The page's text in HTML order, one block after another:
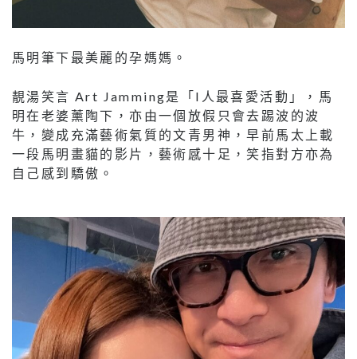
馬明筆下最美麗的孕媽媽。
靚湯笑言 Art Jamming是「I人最喜愛活動」，馬
明在老婆薰陶下，亦由一個放假只會去踢波的波
牛，變成充滿藝術氣質的文青男神，早前馬太上載
一段馬明畫貓的影片，藝術感十足，笑指對方亦為
自己感到驕傲。